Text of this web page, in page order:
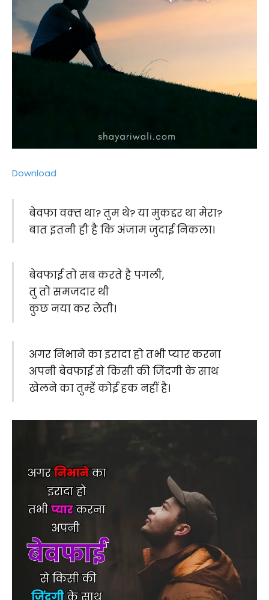
Download
बेवफा वक़्त था? तुम थे? या मुकद्दर था मेरा?
बात इतनी ही है कि अंजाम जुदाई निकला।
बेवफाई तो सब करते है पगली,
तु तो समजदार थी
कुछ नया कर लेती।
अगर निभाने का इरादा हो तभी प्यार करना
अपनी बेवफाई से किसी की जिंदगी के साथ
खेलने का तुम्हें कोई हक नहीं है।